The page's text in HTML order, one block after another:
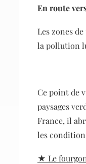
En route
Les zones
la pollution
Ce point de
paysages
France, il
les
★ Le